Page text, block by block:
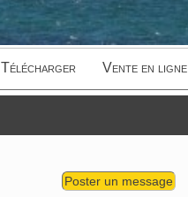
Télécharger Vente en ligne
Poster un message